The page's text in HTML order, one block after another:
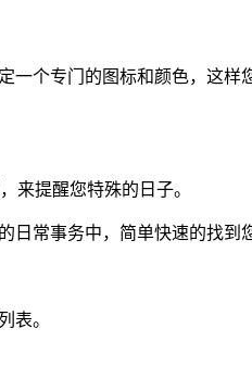
个专门的图标和颜色，这
来提醒您特殊的日子。
常事务中，简单快速的找到
表。